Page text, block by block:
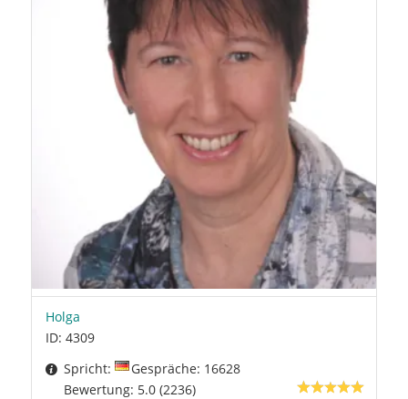
Holga
ID: 4309
Spricht:
Gespräche: 16628
Bewertung: 5.0 (2236)